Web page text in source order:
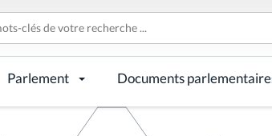
Parlement Documents